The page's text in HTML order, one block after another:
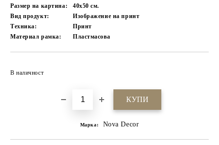
Размер на картина:
40х50 см.
Вид продукт:
Изображение на принт
Техника:
Принт
Материал рамка:
Пластмасова
В наличност
Марка: Nova Decor